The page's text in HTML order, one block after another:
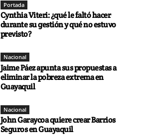
Portada
Cynthia Viteri: ¿qué le faltó hacer
durante su gestión y qué no estuvo
previsto?
Nacional
Jaime Páez apunta sus propuestas a
eliminar la pobreza extrema en
Guayaquil
Nacional
John Garaycoa quiere crear Barrios
Seguros en Guayaquil